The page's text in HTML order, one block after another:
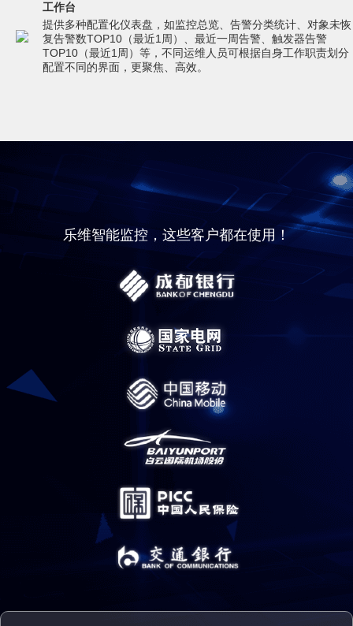
工作台
提供多种配置化仪表盘，如监控总览、告警分类统计、对象未恢
复告警数TOP10（最近1周）、最近一周告警、触发器告警
TOP10（最近1周）等，不同运维人员可根据自身工作职责划分
配置不同的界面，更聚焦、高效。
乐维智能监控，这些客户都在使用！
通过乐维的一体化运维解决方案，及时发现了问题,真正意义上实现了集
约化管理。通过运营平台实现运维业务指标数据收集,实现基础监控与各
功能模块相互融合，为自动化运维实现有效的串联
乐维智能监控具有的自动发现功能，对我行监控盲点的遗漏发现以及
指标的细化做出了很大的作用；同时也实现了我行的多系统融合，整
体大幅度提高了运维效率。